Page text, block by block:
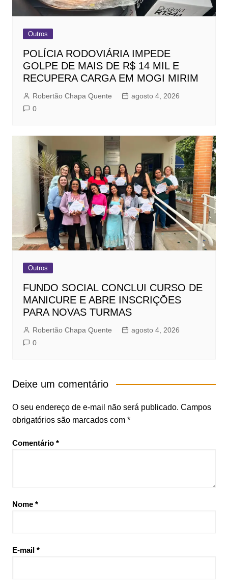
Outros
POLÍCIA RODOVIÁRIA IMPEDE
GOLPE DE MAIS DE R$ 14 MIL E
RECUPERA CARGA EM MOGI MIRIM
Robertão Chapa Quente
agosto 4, 2026
0
Outros
FUNDO SOCIAL CONCLUI CURSO DE
MANICURE E ABRE INSCRIÇÕES
PARA NOVAS TURMAS
Robertão Chapa Quente
agosto 4, 2026
0
Deixe um comentário
O seu endereço de e-mail não será publicado. Campos
obrigatórios são marcados com *
Comentário *
Nome *
E-mail *